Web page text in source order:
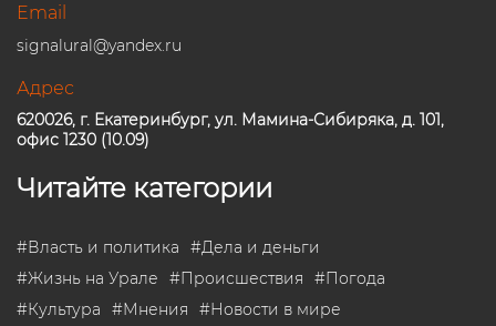
Email
signalural@yandex.ru
Адрес
620026, г. Екатеринбург, ул. Мамина-Сибиряка, д. 101,
офис 1230 (10.09)
Читайте категории
#Власть и политика #Дела и деньги
#Жизнь на Урале #Происшествия #Погода
#Культура #Мнения #Новости в мире